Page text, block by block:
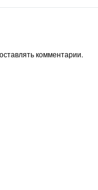
комментарии.